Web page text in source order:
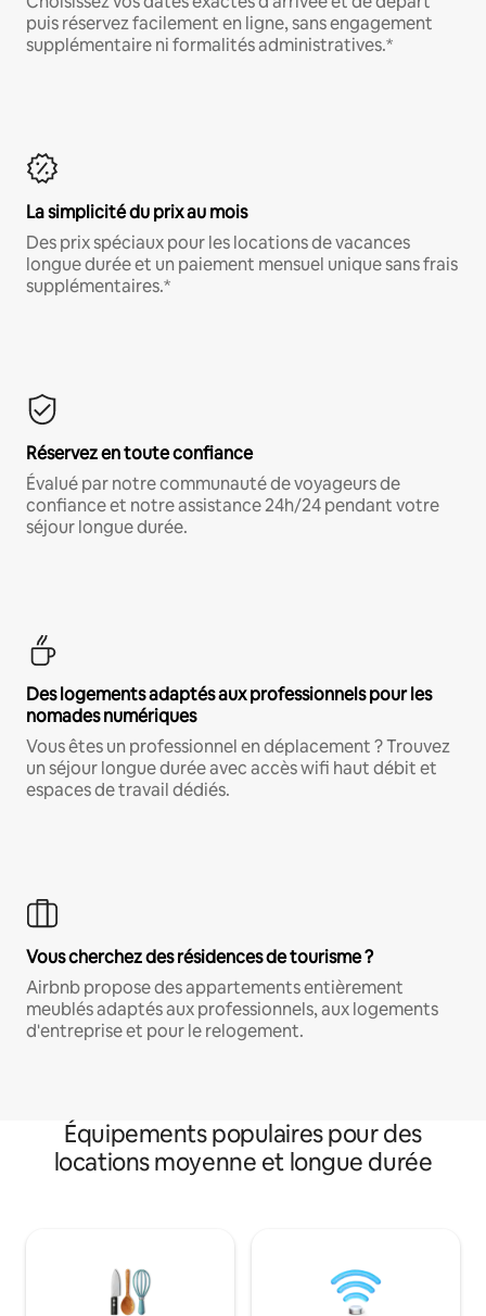
puis réservez facilement en ligne, sans engagement
supplémentaire ni formalités administratives.*
La simplicité du prix au mois
Des prix spéciaux pour les locations de vacances
longue durée et un paiement mensuel unique sans frais
supplémentaires.*
Réservez en toute confiance
Évalué par notre communauté de voyageurs de
confiance et notre assistance 24h/24 pendant votre
séjour longue durée.
Des logements adaptés aux professionnels pour les
nomades numériques
Vous êtes un professionnel en déplacement ? Trouvez
un séjour longue durée avec accès wifi haut débit et
espaces de travail dédiés.
Vous cherchez des résidences de tourisme ?
Airbnb propose des appartements entièrement
meublés adaptés aux professionnels, aux logements
d'entreprise et pour le relogement.
Équipements populaires pour des
locations moyenne et longue durée